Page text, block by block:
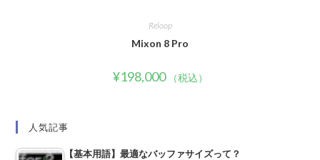
Reloop
Mixon 8 Pro
¥198,000 （税込）
人気記事
【基本用語】最適なバッファサイズって？